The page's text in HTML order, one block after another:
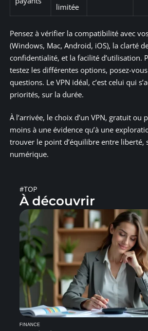
limitée
Pensez à vérifier la compatibilité avec
(Windows, Mac, Android, iOS), la clarté
confidentialité, et la facilité d’utilisation.
testez les différentes options, posez-
questions. Le VPN idéal, c’est celui qui
priorités, sur la durée.
À l’arrivée, le choix d’un VPN, gratuit ou
moins à une évidence qu’à une
trouver le point d’équilibre entre liberté,
numérique.
#TOP
À découvrir
FINANCE